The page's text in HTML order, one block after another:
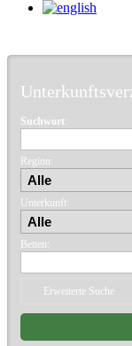
Suchwort:
Region:
Unterkunft:
Betten:
Erweiterte Suche